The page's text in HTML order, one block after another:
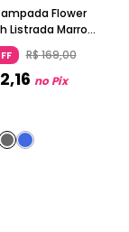
Flower
Listrada Marrom
Água Doce
R$169,00
,16 no Pix